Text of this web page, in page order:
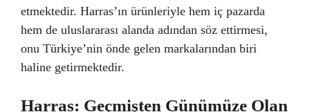
etmektedir. Harras’ın ürünleriyle hem iç pazarda
hem de uluslararası alanda adından söz ettirmesi,
onu Türkiye’nin önde gelen markalarından biri
haline getirmektedir.
Harras: Geçmişten Günümüze Olan